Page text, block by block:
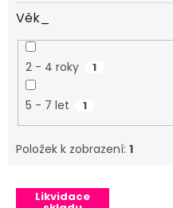
Věk_
2 - 4 roky 1
5 - 7 let 1
Položek k zobrazení: 1
Výpis produktů
Likvidace